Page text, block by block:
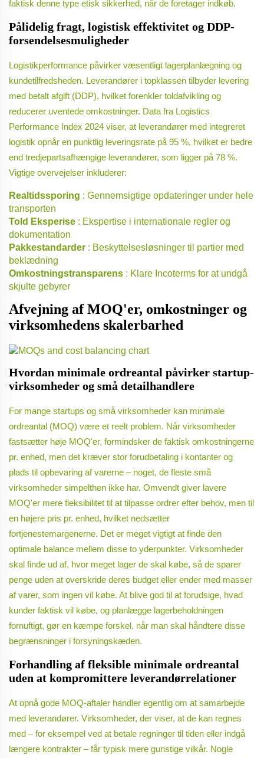
faktisk denne type etisk sikkerhed, når de foretager indkøb.
Pålidelig fragt, logistisk effektivitet og DDP-
forsendelsesmuligheder
Logistikperformance påvirker væsentligt lagerplanlægning og
kundetilfredsheden. Leverandører i topklassen tilbyder levering
med betalt afgift (DDP), hvilket forenkler toldafvikling og
reducerer uventede omkostninger. Data fra Logistics
Performance Index 2024 viser, at leverandører med integreret
logistik opnår en punktlig leveringsrate på 95 %, hvilket er bedre
end tredjepartsafhængige leverandører, som ligger på 78 %.
Vigtige overvejelser inkluderer:
Realtidssporing : Gennemsigtige opdateringer under hele
transporten
Told Eksperise : Ekspertise i internationale regler og
dokumentation
Pakkestandarder : Beskyttelsesløsninger til partier med
beklædning
Omkostningstransparens : Klare Incoterms for at undgå
skjulte gebyrer
Afvejning af MOQ'er, omkostninger og
virksomhedens skalerbarhed
Hvordan minimale ordreantal påvirker startup-
virksomheder og små detailhandlere
For mange startups og små virksomheder kan minimale
ordreantal (MOQ) være et reelt problem. Når virksomheder
fastsætter høje MOQ'er, formindsker de faktisk omkostningerne
pr. enhed, men det kræver stor forudbetaling i kontanter og
plads til opbevaring af varerne – noget, de fleste små
virksomheder simpelthen ikke har. Omvendt giver lavere
MOQ'er mere fleksibilitet til at tilpasse ordrer efter behov, men til
en højere pris pr. enhed, hvilket nedsætter
fortjenestemargenerne. Det er meget vigtigt at finde den
optimale balance mellem disse to yderpunkter. Virksomheder
skal finde ud af, hvor meget lager de skal købe, så de sparer
penge uden at overskride deres budget eller ender med masser
af varer, som ingen vil købe. At blive god til at forudsige, hvad
kunder faktisk vil købe, og planlægge lagerbeholdningen
fornuftigt, gør en kæmpe forskel, når man skal håndtere disse
begrænsninger i forsyningskæden.
Forhandling af fleksible minimale ordreantal
uden at kompromittere leverandørrelationer
At opnå gode MOQ-aftaler handler egentlig om at samarbejde
med leverandører. Virksomheder, der viser, at de kan regnes
med – for eksempel ved at betale regninger til tiden eller indgå
længere kontrakter – får typisk mere gunstige vilkår. Nogle